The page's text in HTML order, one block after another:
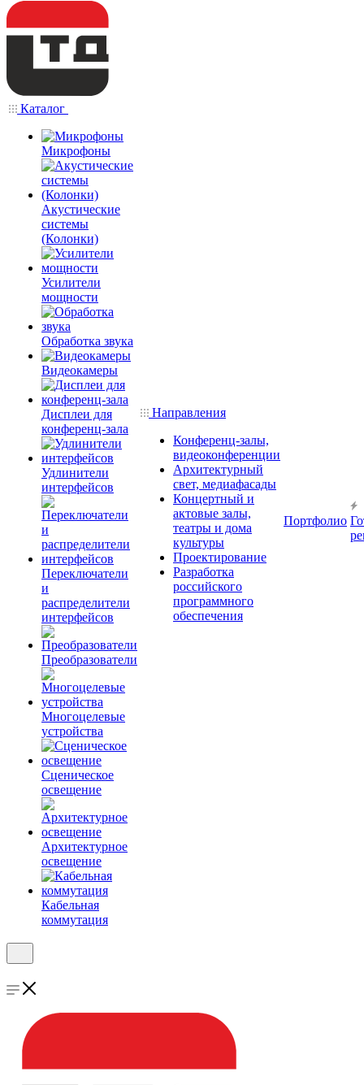
Каталог
Микрофоны
Акустические
системы
(Колонки)
Усилители
мощности
Обработка звука
Видеокамеры
Дисплеи для
конференц-зала
Удлинители
интерфейсов
Переключатели
и
распределители
интерфейсов
Преобразователи
Многоцелевые
устройства
Сценическое
освещение
Архитектурное
освещение
Кабельная
коммутация
Направления
Конференц-залы,
видеоконференции
Архитектурный
свет, медиафасады
Концертный и
актовые залы,
театры и дома
культуры
Проектирование
Разработка
российского
программного
обеспечения
Портфолио